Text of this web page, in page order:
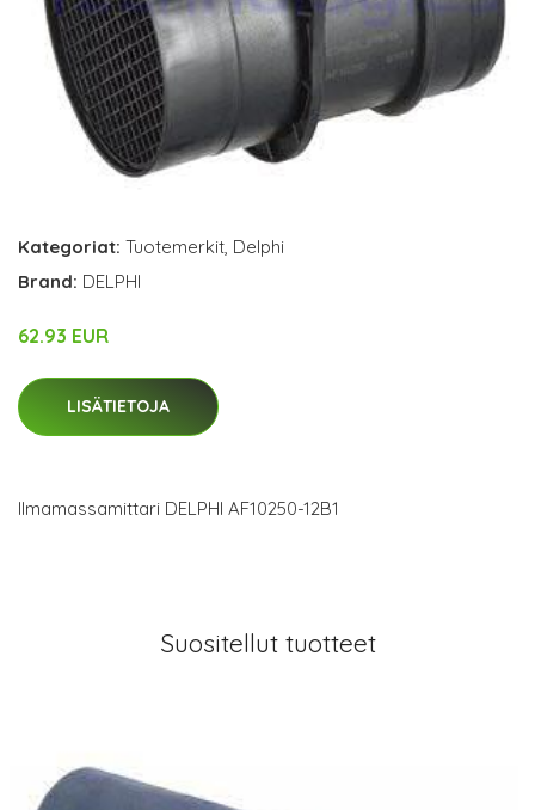
Kategoriat: Tuotemerkit, Delphi
Brand: DELPHI
62.93 EUR
LISÄTIETOJA
Ilmamassamittari DELPHI AF10250-12B1
Suositellut tuotteet